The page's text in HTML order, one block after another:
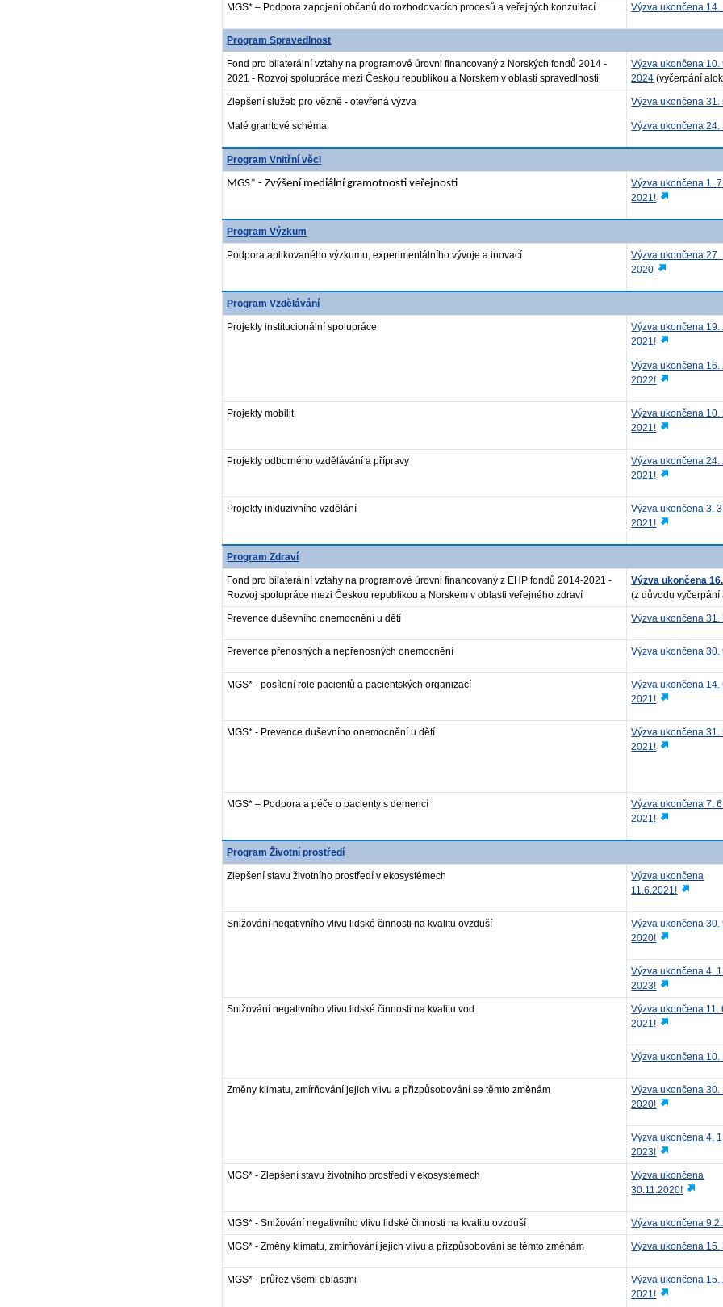
MGS* – Podpora zapojení občanů do rozhodovacích procesů a veřejných konzultací Výzva ukončena 14.
Program Spravedlnost
Fond pro bilaterální vztahy na programové úrovni financovaný z Norských fondů 2014 -
2021 - Rozvoj spolupráce mezi Českou republikou a Norskem v oblasti spravedlnosti
Výzva ukončena 10.
2024 (vyčerpání
Zlepšení služeb pro vězně - otevřená výzva
Malé grantové schéma
Výzva ukončena 31.
Výzva ukončena 24.
Program Vnitřní věci
MGS* - Zvýšení mediální gramotnosti veřejnosti
Výzva ukončena 1.
2021!
Program Výzkum
Podpora aplikovaného výzkumu, experimentálního vývoje a inovací
Výzva ukončena 27.
2020
Program Vzdělávání
Projekty institucionální spolupráce
Výzva ukončena 19.
2021!
Výzva ukončena 16.
2022!
Projekty mobilit
Výzva ukončena 10.
2021!
Projekty odborného vzdělávání a přípravy
Výzva ukončena 24.
2021!
Projekty inkluzivního vzdělání
Výzva ukončena 3.
2021!
Program Zdraví
Fond pro bilaterální vztahy na programové úrovni financovaný z EHP fondů 2014-2021 -
Rozvoj spolupráce mezi Českou republikou a Norskem v oblasti veřejného zdraví
Výzva ukončena
(z důvodu vyčerpání
Prevence duševního onemocnění u dětí Výzva ukončena 31.
Prevence přenosných a nepřenosných onemocnění Výzva ukončena 30.
MGS* - posílení role pacientů a pacientských organizací
Výzva ukončena 14.
2021!
MGS* - Prevence duševního onemocnění u dětí
Výzva ukončena 31.
2021!
MGS* – Podpora a péče o pacienty s demencí
Výzva ukončena 7.
2021!
Program Životní prostředí
Zlepšení stavu životního prostředí v ekosystémech
Výzva ukončena
11.6.2021!
Snižování negativního vlivu lidské činnosti na kvalitu ovzduší
Výzva ukončena 30.
2020!
Výzva ukončena 4.
2023!
Snižování negativního vlivu lidské činnosti na kvalitu vod
Výzva ukončena 11.
2021!
Výzva ukončena 10.
Změny klimatu, zmírňování jejich vlivu a přizpůsobování se těmto změnám
Výzva ukončena 30.
2020!
Výzva ukončena 4.
2023!
MGS* - Zlepšení stavu životního prostředí v ekosystémech
Výzva ukončena
30.11.2020!
MGS* - Snižování negativního vlivu lidské činnosti na kvalitu ovzduší Výzva ukončena
MGS* - Změny klimatu, zmírňování jejich vlivu a přizpůsobování se těmto změnám Výzva ukončena 15.
MGS* - průřez všemi oblastmi
Výzva ukončena 15.
2021!